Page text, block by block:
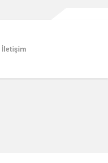
İletişim